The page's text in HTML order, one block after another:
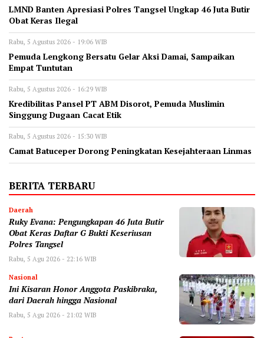
LMND Banten Apresiasi Polres Tangsel Ungkap 46 Juta Butir
Obat Keras Ilegal
Rabu, 5 Agustus 2026 - 19:06 WIB
Pemuda Lengkong Bersatu Gelar Aksi Damai, Sampaikan
Empat Tuntutan
Rabu, 5 Agustus 2026 - 16:29 WIB
‎Kredibilitas Pansel PT ABM Disorot, Pemuda Muslimin
Singgung Dugaan Cacat Etik
Rabu, 5 Agustus 2026 - 15:30 WIB
‎Camat Batuceper Dorong Peningkatan Kesejahteraan Linmas
BERITA TERBARU
Daerah
‎Ruky Evana: Pengungkapan 46 Juta Butir
Obat Keras Daftar G Bukti Keseriusan
Polres Tangsel
Rabu, 5 Agu 2026 - 22:16 WIB
Nasional
Ini Kisaran Honor Anggota Paskibraka,
dari Daerah hingga Nasional
Rabu, 5 Agu 2026 - 21:02 WIB